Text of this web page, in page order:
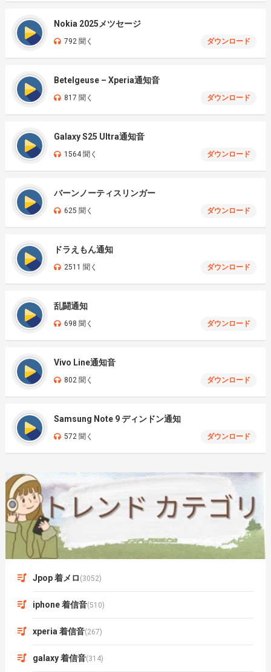
Nokia 2025メツセージ
792 聞く ダウンロード
Betelgeuse – Xperia通知音
817 聞く ダウンロード
Galaxy S25 Ultra通知音
1564 聞く ダウンロード
バーンノーティスリンガー
625 聞く ダウンロード
ドラえもん通知
2511 聞く ダウンロード
乱闘通知
698 聞く ダウンロード
Vivo Line通知音
802 聞く ダウンロード
Samsung Note 9 ディンドン通知
572 聞く ダウンロード
Jpop 着メロ (3052)
iphone 着信音(510)
xperia 着信音(267)
galaxy 着信音(314)